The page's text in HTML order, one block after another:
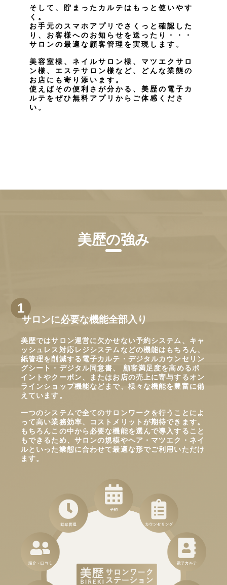
そして、貯まったカルテはもっと使いやす
く。
お手元のスマホアプリでさくっと確認した
り、お客様へのお知らせを送ったり・・・
サロンの最適な顧客管理を実現します。
美容室様、ネイルサロン様、マツエクサロ
ン様、エステサロン様など、どんな業態の
お店にも寄り添います。
使えばその便利さが分かる、美歴の電子カ
ルテをぜひ無料アプリからご体感くださ
い。
美歴の強み
サロンに必要な機能全部入り
美歴ではサロン運営に欠かせない予約システム、キャ
ッシュレス対応レジシステムなどの機能はもちろん、
紙管理を削減する電子カルテ・デジタルカウンセリン
グシート・デジタル同意書、 顧客満足度を高めるポ
イントやクーポン、またはお店の売上に寄与するオン
ラインショップ機能などまで、様々な機能を豊富に備
えています。
一つのシステムで全てのサロンワークを行うことによ
って高い業務効率、コストメリットが期待できます。
もちろんこの中から必要な機能を選んで導入すること
もできるため、サロンの規模やヘア・マツエク・ネイ
ルといった業態に合わせて最適な形でご利用いただけ
ます。